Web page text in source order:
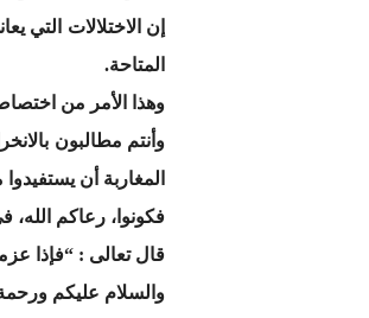
إن الاختلالات التي
المتاحة.
وهذا الأمر من
وأنتم مطالبون
المغاربة أن
فكونوا، رعاكم
قال تعالى : “فإذا
والسلام عليكم ورحمة